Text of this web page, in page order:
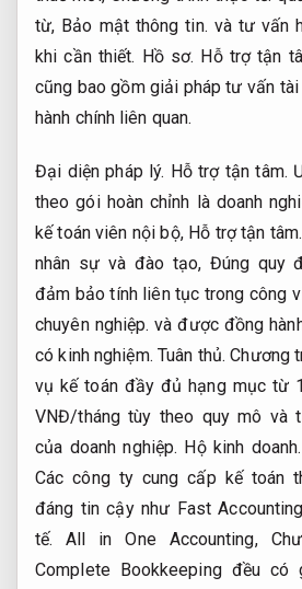
từ, Bảo mật thông tin. và tư vấn
khi cần thiết. Hồ sơ. Hỗ trợ tận
cũng bao gồm giải pháp tư vấn
hành chính liên quan.
Đại diện pháp lý. Hỗ trợ tận tâm.
theo gói hoàn chỉnh là doanh
kế toán viên nội bộ, Hỗ trợ tận tâm.
nhân sự và đào tạo, Đúng quy
đảm bảo tính liên tục trong công
chuyên nghiệp. và được đồng
có kinh nghiệm.Tuân thủ. Chương
vụ kế toán đầy đủ hạng mục từ
VNĐ/tháng tùy theo quy mô và
của doanh nghiệp. Hộ kinh doanh.
Các công ty cung cấp kế toán
đáng tin cậy như Fast
tế. All in One Accounting,
Complete Bookkeeping đều có